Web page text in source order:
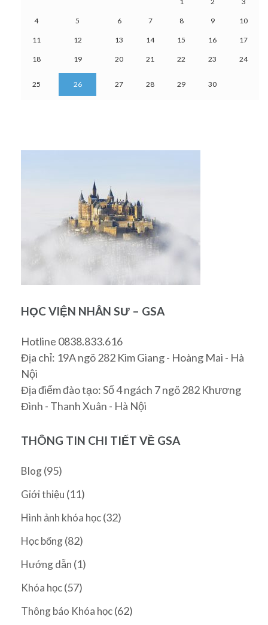
4 5 6 7 8 9 10
11 12 13 14 15 16 17
18 19 20 21 22 23 24
25 26 27 28 29 30
HỌC VIỆN NHÂN SƯ – GSA
Hotline 0838.833.616
Địa chỉ: 19A ngõ 282 Kim Giang - Hoàng Mai - Hà
Nội
Địa điểm đào tạo: Số 4 ngách 7 ngõ 282 Khương
Đình - Thanh Xuân - Hà Nội
THÔNG TIN CHI TIẾT VỀ GSA
Blog(95)
Giới thiệu (11)
Hình ảnh khóa học(32)
Học bổng(82)
Hướng dẫn (1)
Khóa học(57)
Thông báo Khóa học(62)